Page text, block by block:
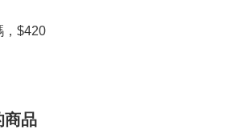
，$420
商品